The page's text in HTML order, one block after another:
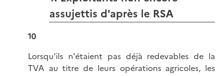
assujettis d'après le RSA
10
Lorsqu'ils n'étaient pas déjà redevables de la
TVA au titre de leurs opérations agricoles, les